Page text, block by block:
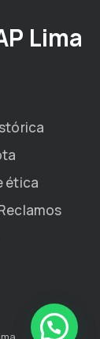
Lima
ética